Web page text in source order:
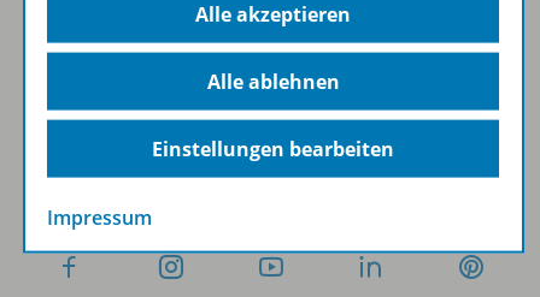
Zum Newsletter anmelden
Folgen Sie uns auf Social Media
Alle akzeptieren
Alle ablehnen
Einstellungen bearbeiten
Impressum